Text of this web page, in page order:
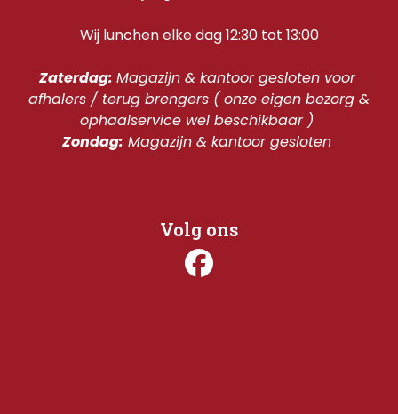
Wij lunchen elke dag 12:30 tot 13:00
Zaterdag: Magazijn & kantoor gesloten voor
afhalers / terug brengers ( onze eigen bezorg &
ophaalservice wel beschikbaar )
Zondag: Magazijn & kantoor gesloten
Volg ons